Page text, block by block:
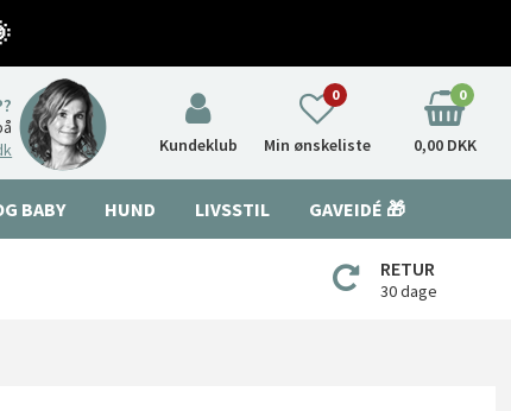
Kundeklub Min ønskeliste
0 0
0,00 DKK
BABY HUND LIVSSTIL GAVEIDÉ 🎁
RETUR
30 dage